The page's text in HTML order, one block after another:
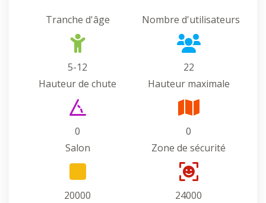
Tranche d'âge
5-12
Nombre d'utilisateurs
22
Hauteur de chute
0
Hauteur maximale
0
Salon
20000
Zone de sécurité
24000